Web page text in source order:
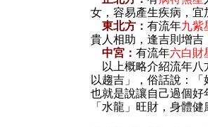
女，容易產生疾病，
東北方： 有流年九紫
貴人相助，逢吉則增吉
中宮： 有流年六白財
以上概略介紹流年八
以趨吉」，俗話說：
也就是說讓自己過個
「水龍」旺財，身體